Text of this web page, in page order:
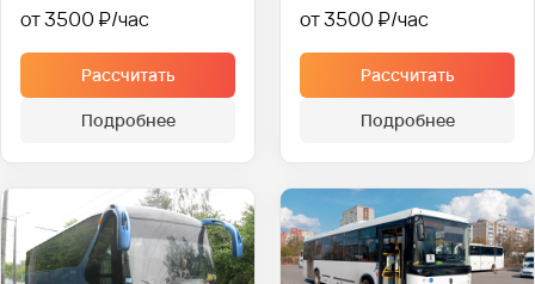
от 3500 ₽
Рассчитать
Подробнее
от 3500 ₽
Рассчитать
Подробнее